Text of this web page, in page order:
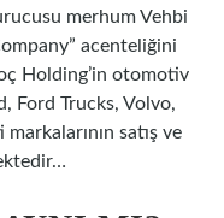
merhum Vehbi
acenteliğini
Holding’in otomotiv
Ford Trucks, Volvo,
satış ve